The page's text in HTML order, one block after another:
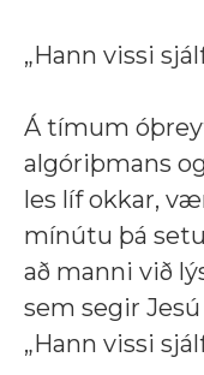
„Hann vissi
Á tímum
algóriþmans
les líf okkar,
mínútu þá
að manni við
sem segir
„Hann vissi